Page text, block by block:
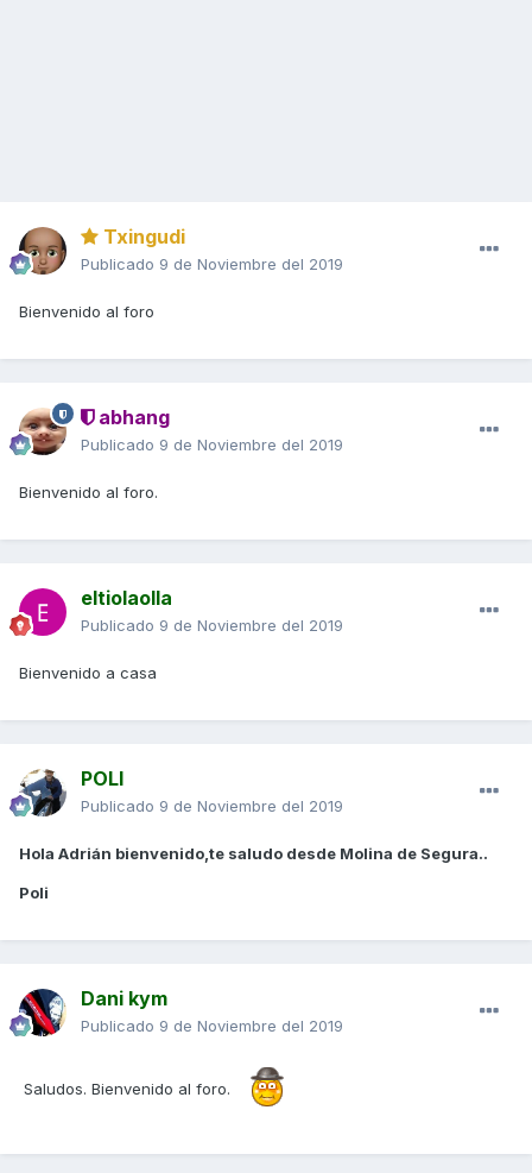
Txingudi
Publicado 9 de Noviembre del 2019
Bienvenido al foro
abhang
Publicado 9 de Noviembre del 2019
Bienvenido al foro.
eltiolaolla
Publicado 9 de Noviembre del 2019
Bienvenido a casa
POLI
Publicado 9 de Noviembre del 2019
Hola Adrián bienvenido,te saludo desde Molina de Segura..
Poli
Dani kym
Publicado 9 de Noviembre del 2019
Saludos. Bienvenido al foro.